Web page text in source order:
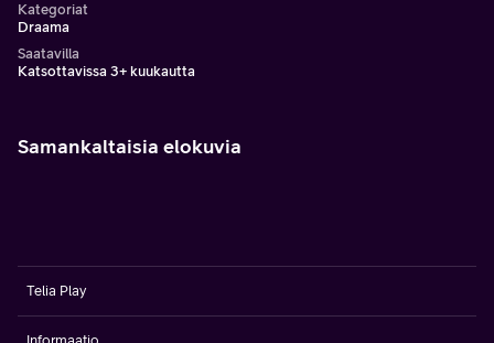
Kategoriat
Draama
Saatavilla
Katsottavissa 3+ kuukautta
Samankaltaisia elokuvia
Telia Play